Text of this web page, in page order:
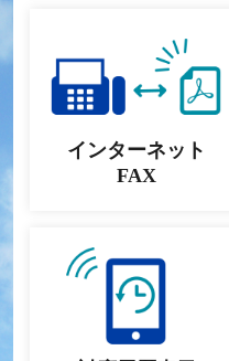
インターネット
FAX